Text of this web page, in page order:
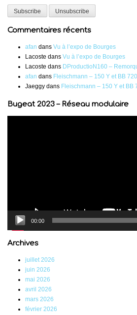
Commentaires récents
afan dans Vu à l’expo de Bourges
Lacoste dans Vu à l’expo de Bourges
Lacoste dans DProductioN160 –
afan dans Fleischmann – 150 Y et BB
Jaeggy dans Fleischmann – 150 Y et BB
Bugeat 2023 – Réseau modulaire
00:00
Archives
juillet 2026
juin 2026
mai 2026
avril 2026
mars 2026
février 2026